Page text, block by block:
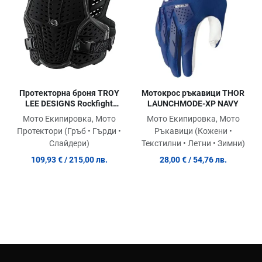
Quick View
Протекторна броня TROY
LEE DESIGNS Rockfight
Chest Protector - BLACK
Мото Екипировка, Мото
Протектори (Гръб • Гърди •
Слайдери)
109,93 € / 215,00 лв.
Mотокрос ръкавици THOR
LAUNCHMODE-XP NAVY
Мото Екипировка, Мото
Ръкавици (Кожени •
Текстилни • Летни • Зимни)
28,00 € / 54,76 лв.